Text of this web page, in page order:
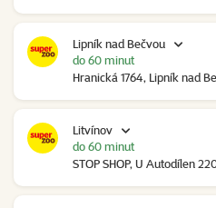
Lipník nad Bečvou
Hranická 1764, Lipník nad
do 60 minut
Litvínov
STOP SHOP, U Autodílen
do 60 minut